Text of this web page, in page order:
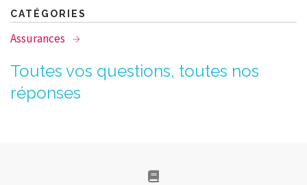
FORMATIONS
RECHERCHER
CATÉGORIES
Assurances
Toutes vos questions, toutes nos
réponses